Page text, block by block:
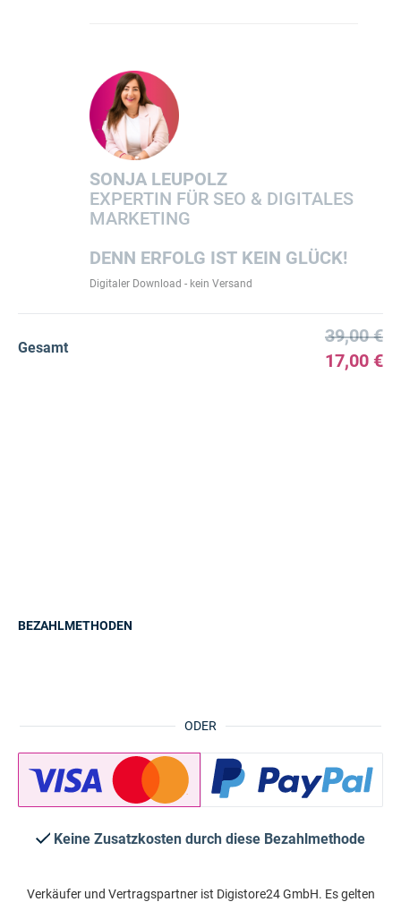
SONJA LEUPOLZ
EXPERTIN FÜR SEO & DIGITALES
MARKETING
DENN ERFOLG IST KEIN GLÜCK!
Digitaler Download - kein Versand
Gesamt
39,00 €
17,00 €
ODER
BEZAHLMETHODEN
Keine Zusatzkosten durch diese Bezahlmethode
Verkäufer und Vertragspartner ist Digistore24 GmbH. Es gelten